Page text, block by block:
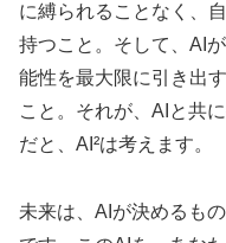
に縛られることなく、
持つこと。そして、AI
能性を最大限に引き出
こと。それが、AIと共
だと、AI²は考えます。
未来は、AIが決めるも